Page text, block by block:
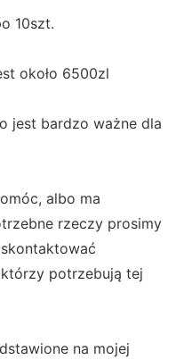
10szt.
około 6500zl
jest bardzo ważne dla
albo ma
rzeczy prosimy
potrzebują tej
na mojej